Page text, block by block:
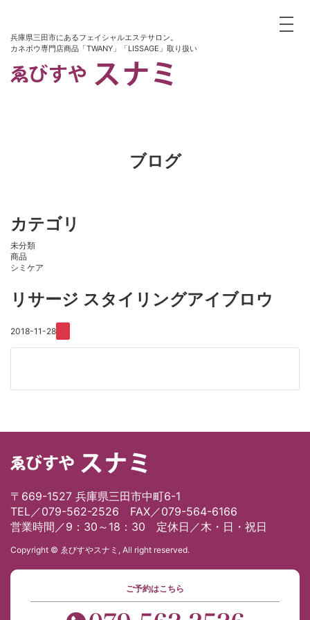
兵庫県三田市にあるフェイシャルエステサロン。
カネボウ専門店商品「TWANY」「LISSAGE」取り扱い
ブログ
カテゴリ
未分類
商品
シミケア
リサージ スタイリングアイブロウ
2018-11-28
〒669-1527 兵庫県三田市中町6-1
TEL／079-562-2526 FAX／079-564-6166
営業時間／9：30～18：30 定休日／木・日・祝日
Copyright © ゑびすやスナミ, All right reserved.
ご予約はこちら